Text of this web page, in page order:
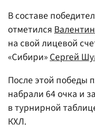
В составе
отметился
на свой лицевой
«Сибири»Сергей
После этой победы
набрали 64 очка и
в турнирной
КХЛ.